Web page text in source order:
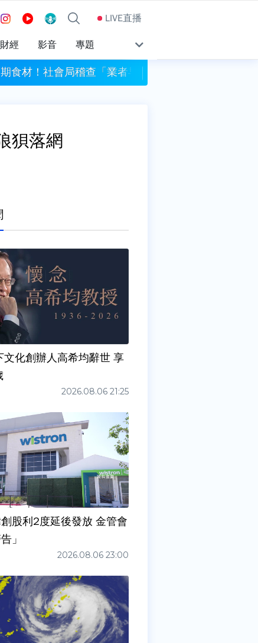
LIVE直播
財經 影音 專題
食材！社會局稽查「業者早等候」 簡舒培批包庇
狽落網
文化創辦人高希均辭世 享
2026.08.06 21:25
股利2度延後發放 金管會
」
2026.08.06 23:00